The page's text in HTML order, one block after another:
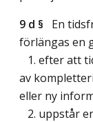
9 d § En
förlängas en
1. efter att
av
eller ny
2. uppstår